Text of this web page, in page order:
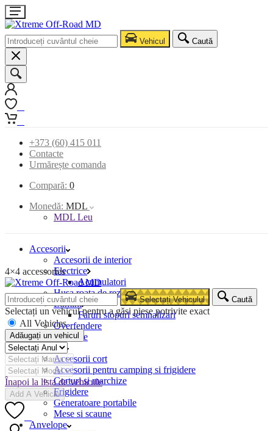
Vehicul Caută
+373 (60) 415 011
Contacte
Urmărește comanda
Compară: 0
Monedă: MDL
MDL Leu
Accesorii
Accesorii de interior
Electrice
Acumulatori
Husa roata de rezerva
Lumini
Faruri stopuri semnalizari
Overfendere
Snorkele
Camping
Accesorii cort
Accesorii pentru camping si frigidere
Corturi si marchize
Frigidere
Generatoare portabile
Mese si scaune
Anvelope
4×4 accessories
Selectați Vehiculul Caută
Selectați un vehicul pentru a găsi piese potrivite exact
All Vehicles
Adăugați un vehicul
Înapoi la lista de vehicule
Add A Vehicle